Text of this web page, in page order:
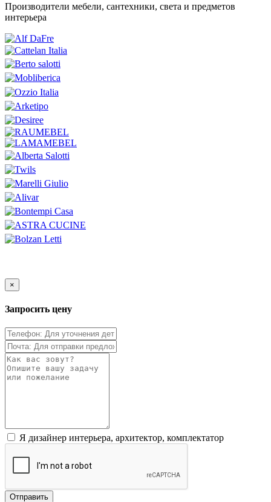
Производители мебели, сантехники, света и предметов
интерьера
×
Запросить цену
Я дизайнер интерьера, архитектор, комплектатор
Отправить